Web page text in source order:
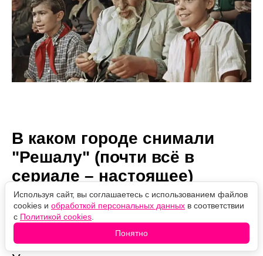
В каком городе снимали
"Решалу" (почти всё в
сериале – настоящее)
06.08.2026
10:31
Проверено
редакцией
Марина Колесниченко
Помогали съёмочной группе охотно.
Используя сайт, вы соглашаетесь с использованием файлов
cookies и обработкой персональных данных в соответствии
с Политикой cookies
Понятно